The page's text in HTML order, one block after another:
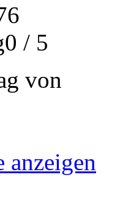
/ 5
von
anzeigen